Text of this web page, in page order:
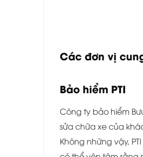
Các đơn vị
Bảo hiểm PTI
Công ty bảo hiểm
sửa chữa xe của
Không những vậy,